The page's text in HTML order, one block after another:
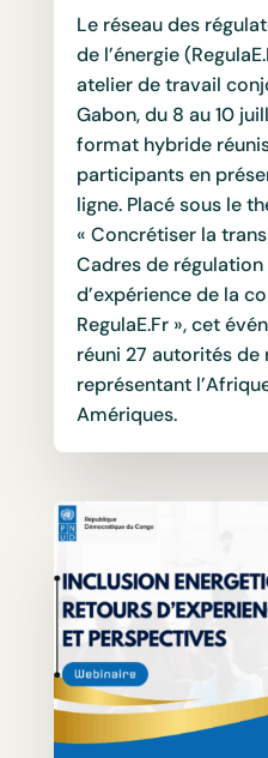
Le réseau des
de l’énergie
atelier de travail
Gabon, du 8 au 10
format hybride
participants en
ligne. Placé sous le
« Concrétiser la
Cadres de
d’expérience de la
RegulaE.Fr », cet
réuni 27 autorités
représentant
Amériques.